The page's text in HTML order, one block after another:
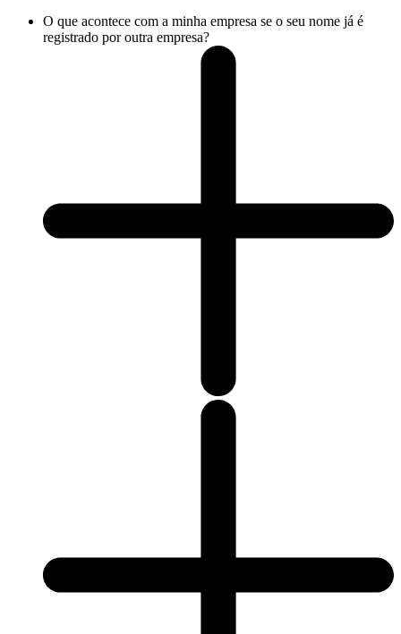
O que acontece com a minha empresa se o seu nome já é
registrado por outra empresa?